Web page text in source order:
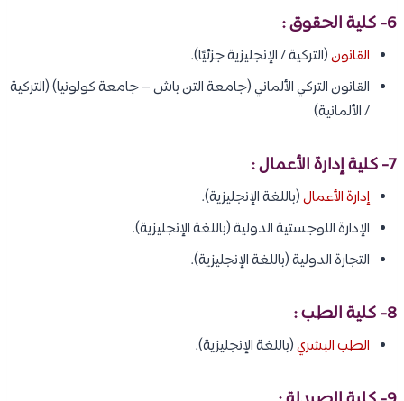
6- كلية الحقوق :
القانون(التركية / الإنجليزية جزئيًا).
القانون التركي الألماني (جامعة التن باش – جامعة كولونيا) (التركية
/ الألمانية)
7- كلية إدارة الأعمال :
إدارة الأعمال(باللغة الإنجليزية).
الإدارة اللوجستية الدولية (باللغة الإنجليزية).
التجارة الدولية (باللغة الإنجليزية).
8- كلية الطب :
الطب البشري(باللغة الإنجليزية).